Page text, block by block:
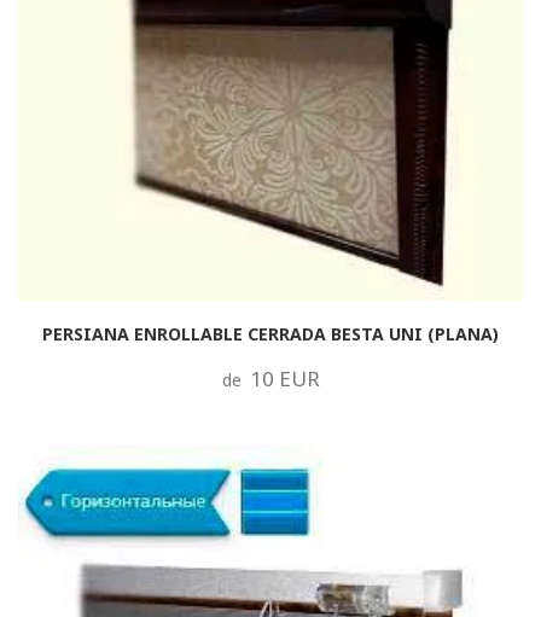
PERSIANA ENROLLABLE CERRADA BESTA UNI (PLANA)
de 10 EUR